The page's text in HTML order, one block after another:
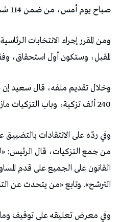
صباح يوم أمس، من ضمن 114 شخص سحبوا استمارة التزكية.
ومن المقرر إجراء الانتخابات
المقبل، وستكون أول استحقاق، وفقا
وخلال تقديم ملفه، قال سعيد إن
240 ألف تزكية، وباب التزكيات مازال مفتوحا».
وفي ردّه على الانتقادات
من جمع التزكيات، قال الرئيس:
القانون على الجميع على قدم
الترشح». وتابع «من يتحدث عن
وفي معرض تعليقه على توقيف